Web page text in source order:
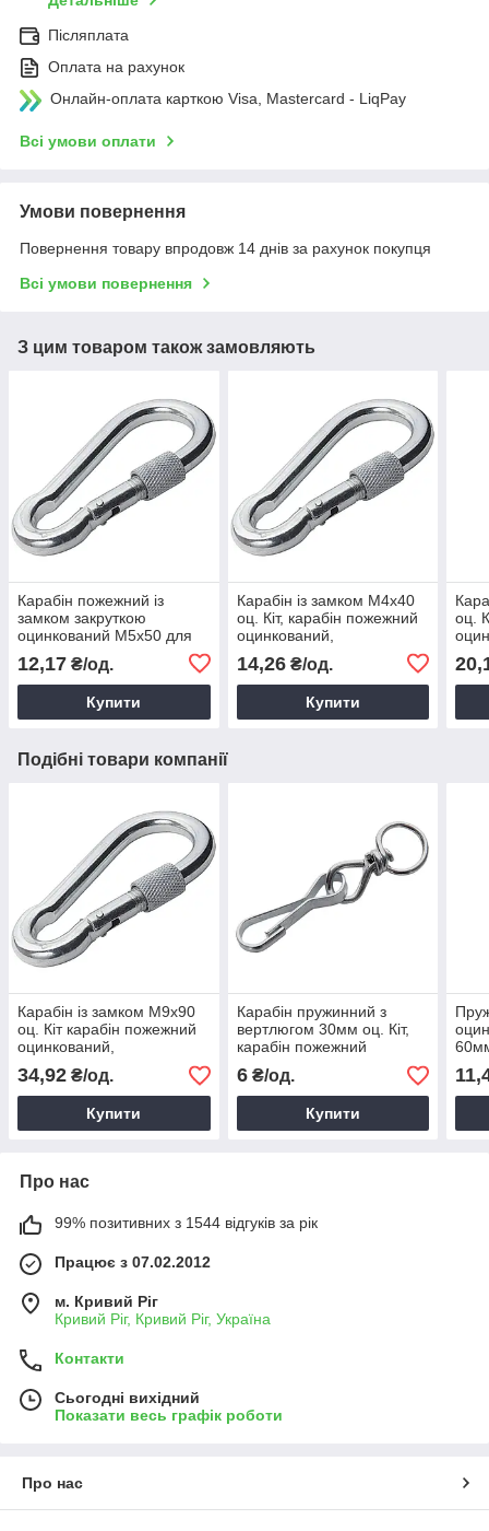
Післяплата
Оплата на рахунок
Онлайн-оплата карткою Visa, Mastercard - LiqPay
Всі умови оплати
Умови повернення
Повернення товару впродовж 14 днів за рахунок покупця
Всі умови повернення
З цим товаром також замовляють
Карабін пожежний із
замком закруткою
оцинкований М5х50 для
тросів і канатів
12,17 ₴/од.
Купити
Карабін із замком М4х40
оц. Кіт, карабін пожежний
оцинкований,
14,26₴/од.
Купити
оц.
Подібні товари компанії
Карабін із замком М9х90
оц. Кіт карабін пожежний
оцинкований,
страхувальний карабін
34,92 ₴/од.
Купити
Карабін пружинний з
вертлюгом 30мм оц. Кіт,
карабін пожежний
оцинкований,
страхувальний карабін
6₴/од.
Купити
Про нас
99% позитивних з 1544 відгуків за рік
Працює з 07.02.2012
м. Кривий Ріг
Кривий Ріг, Кривий Ріг, Україна
Контакти
Сьогодні вихідний
Показати весь графік роботи
Про нас